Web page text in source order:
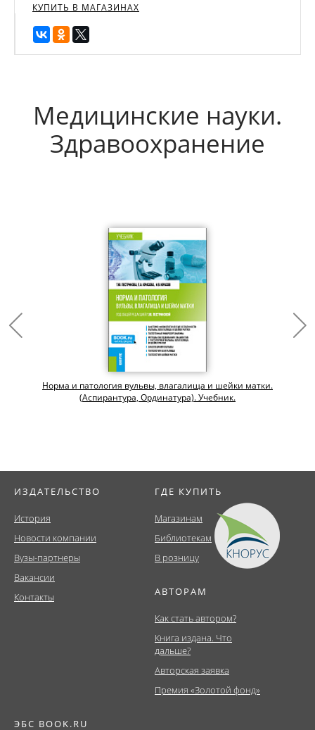
КУПИТЬ В МАГАЗИНАХ
Медицинские науки.
Здравоохранение
Норма и патология вульвы, влагалища и шейки матки.
(Аспирантура, Ординатура). Учебник.
ИЗДАТЕЛЬСТВО
История
Новости компании
Вузы-партнеры
Вакансии
Контакты
ГДЕ КУПИТЬ
Магазинам
Библиотекам
В розницу
АВТОРАМ
Как стать автором?
Книга издана. Что
дальше?
Авторская заявка
Премия «Золотой фонд»
ЭБС BOOK.RU